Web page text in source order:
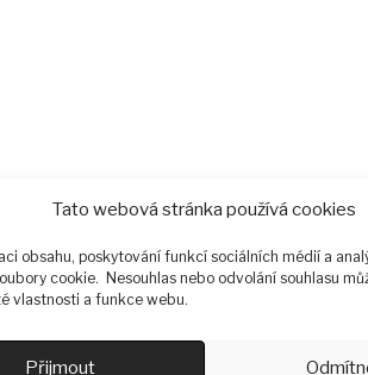
Tato webová stránka používá cookies
obsahu, poskytování funkcí sociálních médií a
cookie. Nesouhlas nebo odvolání souhlasu
vlastnosti a funkce webu.
Přijmout